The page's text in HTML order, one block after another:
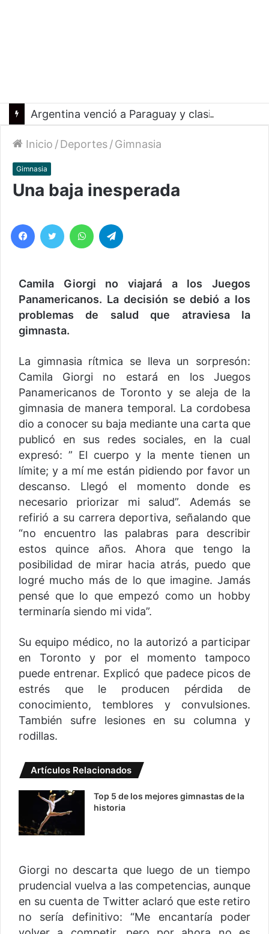
Inicio /Deportes/Gimnasia
Gimnasia
Una baja inesperada
Camila Giorgi no viajará a los Juegos
Panamericanos. La decisión se debió a los
problemas de salud que atraviesa la
gimnasta.
La gimnasia rítmica se lleva un sorpresón:
Camila Giorgi no estará en los Juegos
Panamericanos de Toronto y se aleja de la
gimnasia de manera temporal. La cordobesa
dio a conocer su baja mediante una carta que
publicó en sus redes sociales, en la cual
expresó: ” El cuerpo y la mente tienen un
límite; y a mí me están pidiendo por favor un
descanso. Llegó el momento donde es
necesario priorizar mi salud”. Además se
refirió a su carrera deportiva, señalando que
“no encuentro las palabras para describir
estos quince años. Ahora que tengo la
posibilidad de mirar hacia atrás, puedo que
logré mucho más de lo que imagine. Jamás
pensé que lo que empezó como un hobby
terminaría siendo mi vida”.
Su equipo médico, no la autorizó a participar
en Toronto y por el momento tampoco
puede entrenar. Explicó que padece picos de
estrés que le producen pérdida de
conocimiento, temblores y convulsiones.
También sufre lesiones en su columna y
rodillas.
Artículos Relacionados
Top 5 de los mejores gimnastas de la
historia
Giorgi no descarta que luego de un tiempo
prudencial vuelva a las competencias, aunque
en su cuenta de Twitter aclaró que este retiro
no sería definitivo: “Me encantaría poder